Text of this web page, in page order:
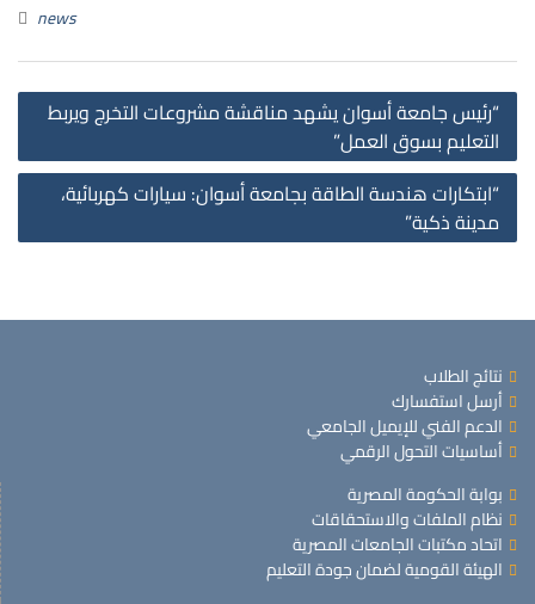
news
“رئيس جامعة أسوان يشهد مناقشة مشروعات التخرج ويربط
التعليم بسوق العمل”
“ابتكارات هندسة الطاقة بجامعة أسوان: سيارات كهربائية،
مدينة ذكية”
نتائج الطلاب
أرسل استفسارك
الدعم الفني للإيميل الجامعي
أساسيات التحول الرقمي
بوابة الحكومة المصرية
نظام الملفات والاستحقاقات
اتحاد مكتبات الجامعات المصرية
الهيئة القومية لضمان جودة التعليم